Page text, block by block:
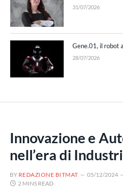
31/07/2026
Gene.01, il robot
28/07/2026
Innovazione e
nell’era di
BY REDAZIONE BITMAT 05/12/2024
2 MINS READ